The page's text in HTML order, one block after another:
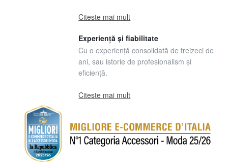
Citeste mai mult
Experiență și fiabilitate
Cu o experiență consolidată de treizeci de
ani, sau istorie de profesionalism și
eficiență.
Citeste mai mult